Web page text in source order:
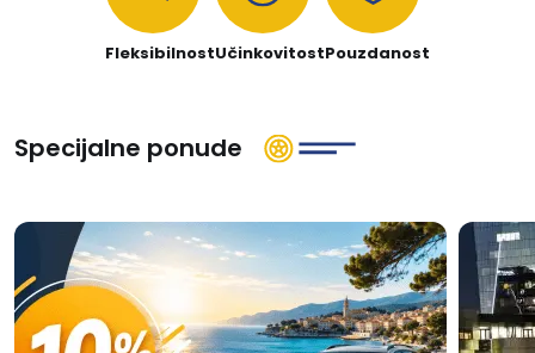
FleksibilnostUčinkovitostPouzdanost
Specijalne ponude